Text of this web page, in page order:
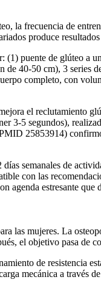
la frecuencia de
produce
puente de glúteo a
de 40-50 cm), 3
completo, con
el reclutamiento
3-5 segundos),
25853914)
semanales de
con las
estresante
las mujeres. La
el objetivo pasa de
de resistencia
mecánica a través